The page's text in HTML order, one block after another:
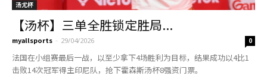
汤尤杯
【汤杯】三单全胜锁定胜局...
myallsports - 29/04/2026 0
法国在小组赛最后一战，以至少拿下4场胜利为目标，结果成功以4比1
击败14次冠军得主印尼队，抢下霍森斯汤杯8强资门票。